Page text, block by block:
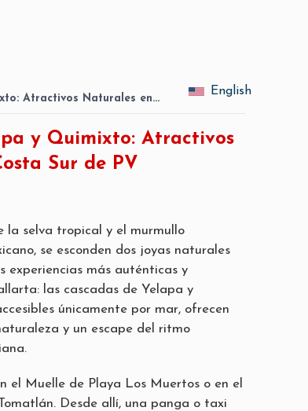
Atractivos Naturales en…
English
y Quimixto: Atractivos
Sur de PV
la selva tropical y el murmullo
se esconden dos joyas naturales
experiencias más auténticas y
las cascadas de Yelapa y
únicamente por mar, ofrecen
y un escape del ritmo
el Muelle de Playa Los Muertos o en el
Desde allí, una panga o taxi